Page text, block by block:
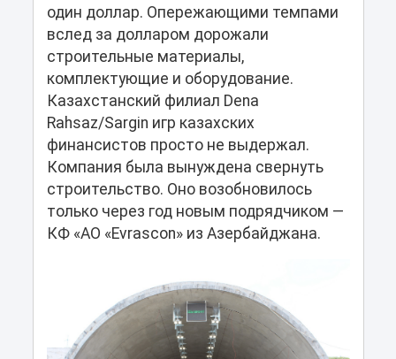
один доллар. Опережающими темпами
вслед за долларом дорожали
строительные материалы,
комплектующие и оборудование.
Казахстанский филиал Dena
Rahsaz/Sargin игр казахских
финансистов просто не выдержал.
Компания была вынуждена свернуть
строительство. Оно возобновилось
только через год новым подрядчиком —
КФ «АО «Evrascon» из Азербайджана.